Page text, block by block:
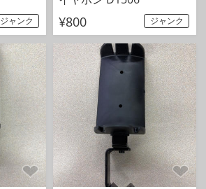
ジャンク ¥800 ジャンク